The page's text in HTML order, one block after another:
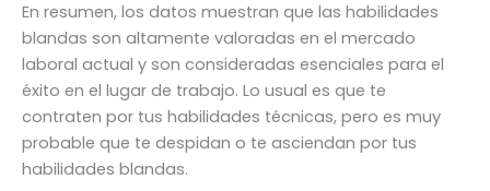
En resumen, los datos muestran que las habilidades
blandas son altamente valoradas en el mercado
laboral actual y son consideradas esenciales para el
éxito en el lugar de trabajo. Lo usual es que te
contraten por tus habilidades técnicas, pero es muy
probable que te despidan o te asciendan por tus
habilidades blandas.